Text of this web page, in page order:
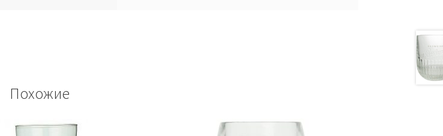
Похожие